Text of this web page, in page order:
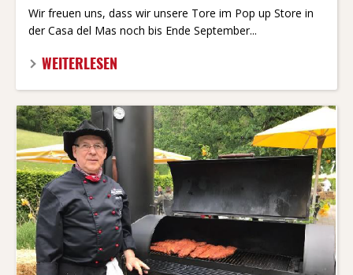
Wir freuen uns, dass wir unsere Tore im Pop up Store in
der Casa del Mas noch bis Ende September...
WEITERLESEN